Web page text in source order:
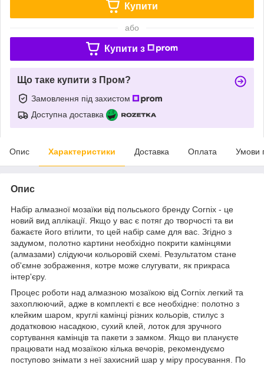
Купити
або
Купити з
Що таке купити з Пром?
Замовлення під захистом
Доступна доставка
Опис Характеристики Доставка Оплата Умови
Опис
Набір алмазної мозаїки від польського бренду Cornix - це
новий вид аплікації. Якщо у вас є потяг до творчості та ви
бажаєте його втілити, то цей набір саме для вас. Згідно з
задумом, полотно картини необхідно покрити камінцями
(алмазами) слідуючи кольоровій схемі. Результатом стане
об'ємне зображення, котре може слугувати, як прикраса
інтер'єру.
Процес роботи над алмазною мозаїкою від Cornix легкий та
захоплюючий, адже в комплекті є все необхідне: полотно з
клейким шаром, круглі камінці різних кольорів, стилус з
додатковою насадкою, сухий клей, лоток для зручного
сортування камінців та пакети з замком. Якщо ви плануєте
працювати над мозаїкою кілька вечорів, рекомендуємо
поступово знімати з неї захисний шар у міру просування. По